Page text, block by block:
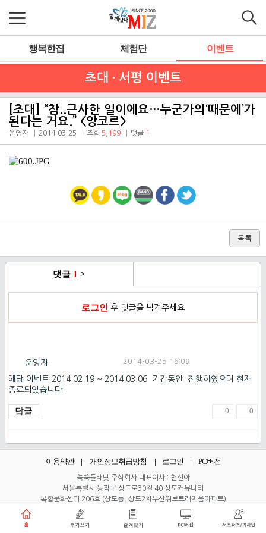
행복한집 체험단 이벤트
초대 · 서평 이벤트
[초대] “참..근사한 일이에요…누군가의‘때문에’가
된다는 거요.” <앙코르>
운영자 2014-03-25 조회 5,199 댓글 1
목록
댓글 1 >
로그인 후 덧글을 남겨주세요
운영자 2014-03-25 16:09
해당 이벤트 2014.02.19 ~ 2014.03.06 기간동안 진행하였으며 현재
종료되었습니다.
답글 0 0
이용약관 개인정보취급방침 로그인 PC버전
쑥쑥플래닛 주식회사 대표이사 : 천선아
서울특별시 동작구 상도로30길 40 상도커뮤니티
복합문화센터 206호 (상도동, 상도2차두산위브트레지움아파트)
angel8467@gmail.com